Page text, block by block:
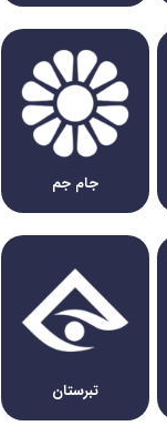
جام جم
تبرستان